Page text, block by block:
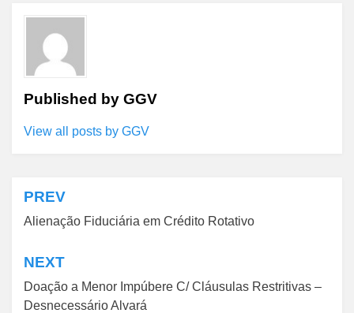
Published by GGV
View all posts by GGV
Navegação
de
Post
PREV
Alienação Fiduciária em Crédito Rotativo
NEXT
Doação a Menor Impúbere C/ Cláusulas Restritivas –
Desnecessário Alvará